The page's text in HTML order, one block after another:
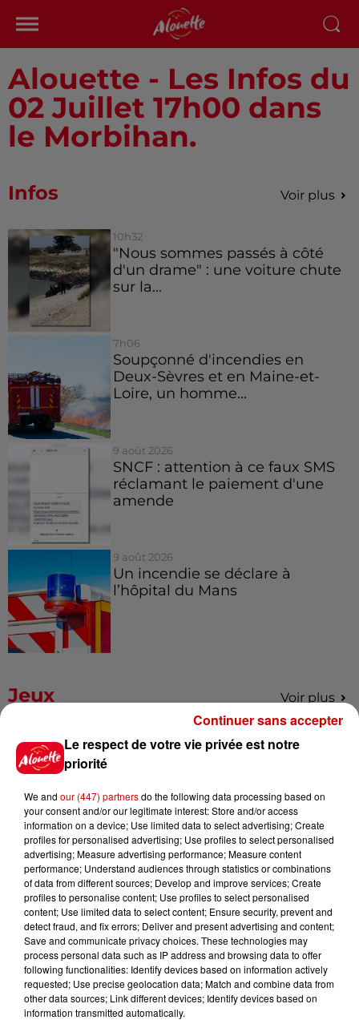
Alouette - Les Infos du
02 Juillet 17h00 dans
le Morbihan.
Infos Voir plus
10h32
"Nous sommes passés à côté
d'un drame" : une voiture chute
sur la...
7h06
Soupçonné d'incendies en
Deux-Sèvres et en Maine-et-
Loire, un homme...
9 août 2026
SNCF : attention à ce faux SMS
réclamant le paiement d'une
amende
9 août 2026
Un incendie se déclare à
l’hôpital du Mans
Jeux Voir plus
Gagnez vos places pour
l'événement Ride the Show à
Gagnez vos places pour le
festival Marché Gourmand 2026
à Coulon !
Le Duel - Gagnez vos entrées
pour l'un des zoos de nos
régions !
Le respect de votre vie privée est notre
priorité
We and our (447) partnersdo the following data processing based on
your consent and/or our legitimate interest: Store and/or access
information on a device; Use limited data to select advertising; Create
profiles for personalised advertising; Use profiles to select personalised
advertising; Measure advertising performance; Measure content
performance; Understand audiences through statistics or combinations
of data from different sources; Develop and improve services; Create
profiles to personalise content; Use profiles to select personalised
content; Use limited data to select content; Ensure security, prevent and
detect fraud, and fix errors; Deliver and present advertising and content;
Save and communicate privacy choices. These technologies may
process personal data such as IP address and browsing data to offer
following functionalities: Identify devices based on information actively
requested; Use precise geolocation data; Match and combine data from
other data sources; Link different devices; Identify devices based on
information transmitted automatically.
Continuer sans accepter